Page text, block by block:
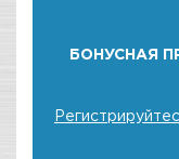
БОНУСНАЯ